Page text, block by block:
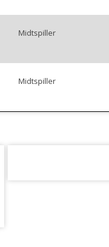
Midtspiller
Midtspiller